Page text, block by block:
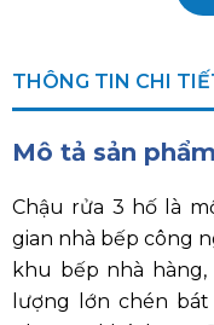
THÔNG TIN CHI
Mô tả sản
Chậu rửa 3 hố là
gian nhà bếp công
khu bếp nhà hàng,
lượng lớn chén
phục vụ khách cao.
bền đẹp, cho phép